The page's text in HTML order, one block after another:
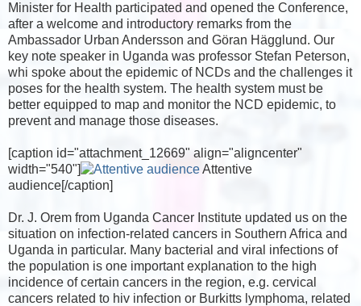
Minister for Health participated and opened the Conference,
after a welcome and introductory remarks from the
Ambassador Urban Andersson and Göran Hägglund. Our
key note speaker in Uganda was professor Stefan Peterson,
whi spoke about the epidemic of NCDs and the challenges it
poses for the health system. The health system must be
better equipped to map and monitor the NCD epidemic, to
prevent and manage those diseases.
[caption id="attachment_12669" align="aligncenter"
width="540"]
Attentive
audience[/caption]
Dr. J. Orem from Uganda Cancer Institute updated us on the
situation on infection-related cancers in Southern Africa and
Uganda in particular. Many bacterial and viral infections of
the population is one important explanation to the high
incidence of certain cancers in the region, e.g. cervical
cancers related to hiv infection or Burkitts lymphoma, related